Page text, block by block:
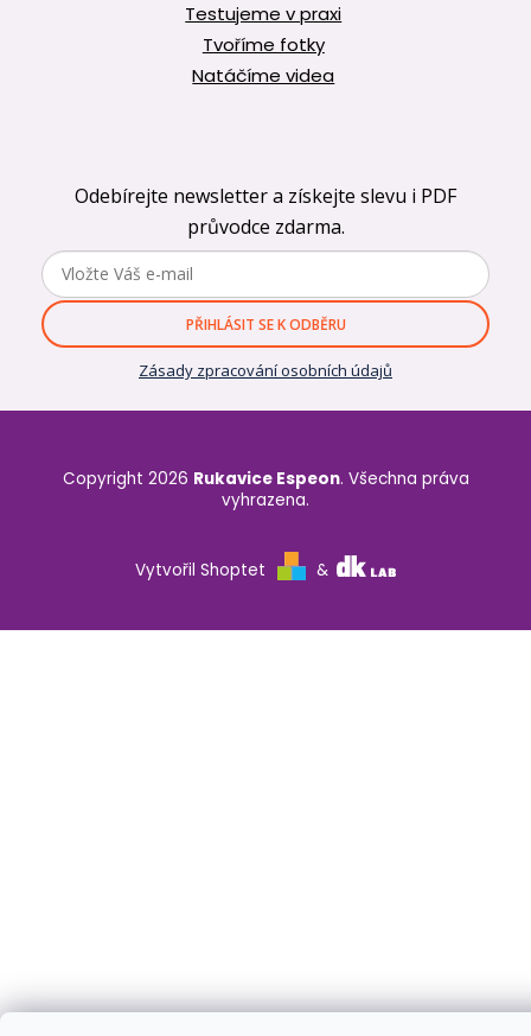
Testujeme v praxi
Tvoříme fotky
Natáčíme videa
Odebírejte newsletter a získejte slevu i PDF
průvodce zdarma.
PŘIHLÁSIT SE K ODBĚRU
Zásady zpracování osobních údajů
Vytvořil Shoptet &
Copyright 2026 Rukavice Espeon. Všechna práva
vyhrazena.